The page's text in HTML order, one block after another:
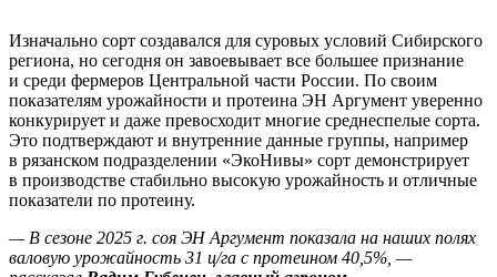
Изначально сорт создавался для суровых условий Сибирского
региона, но сегодня он завоевывает все большее признание
и среди фермеров Центральной части России. По своим
показателям урожайности и протеина ЭН Аргумент уверенно
конкурирует и даже превосходит многие среднеспелые сорта.
Это подтверждают и внутренние данные группы, например
в рязанском подразделении «ЭкоНивы» сорт демонстрирует
в производстве стабильно высокую урожайность и отличные
показатели по протеину.
— В сезоне 2025 г. соя ЭН Аргумент показала на наших полях
валовую урожайность 31 ц/га с протеином 40,5%, —